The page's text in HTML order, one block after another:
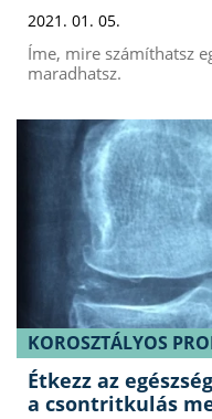
2021. 01. 05.
Íme, mire számíthatsz
maradhatsz.
KOROSZTÁLYOS
Étkezz az
a csontritkulás